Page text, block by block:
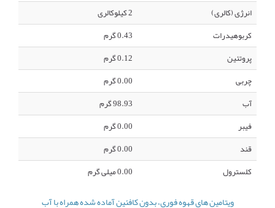
انرژی (کالری)
2 کیلوکالری
کربوهیدرات
0.43 گرم
پروتئین
0.12 گرم
چربی
0.00 گرم
آب
98.93 گرم
فیبر
0.00 گرم
قند
0.00 گرم
کلسترول
0.00 میلی گرم
ویتامین های قهوه فوری، بدون کافئین آماده شده همراه با آب